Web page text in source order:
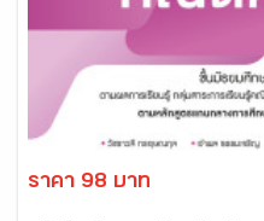
ราคา 98 บาท